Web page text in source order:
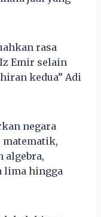
rasa
Emir selain
kedua” Adi
negara
matematik,
algebra,
lima hingga